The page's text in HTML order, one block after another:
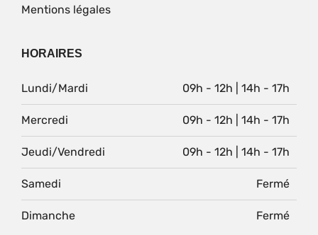
Mentions légales
HORAIRES
Lundi/Mardi 09h - 12h | 14h - 17h
Mercredi 09h - 12h | 14h - 17h
Jeudi/Vendredi 09h - 12h | 14h - 17h
Samedi Fermé
Dimanche Fermé